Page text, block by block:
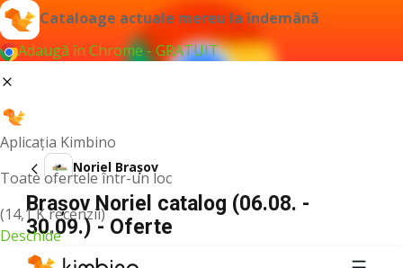
Cataloage actuale mereu la îndemână
Adaugă în Chrome - GRATUIT
Aplicația Kimbino
Toate ofertele într-un loc
(14,1 K recenzii)
Deschide
Noriel Brașov
Brașov Noriel catalog (06.08. -
30.09.) - Oferte